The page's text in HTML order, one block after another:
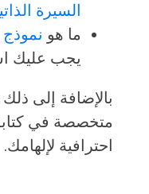
السيرة
ما هو نموذج
يجب عليك
بالإضافة إلى
متخصصة في كتابة
احترافية لإلهامك.